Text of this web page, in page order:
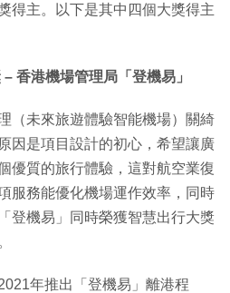
得主。以下是其中四個大獎得主
香港機場管理局「登機易」
（未來旅遊體驗智能機場）關綺
因是項目設計的初心，希望讓廣
優質的旅行體驗，這對航空業復
服務能優化機場運作效率，同時
登機易」同時榮獲智慧出行大獎
年推出「登機易」離港程